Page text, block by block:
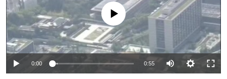
No media source currently available
0:00 0:55